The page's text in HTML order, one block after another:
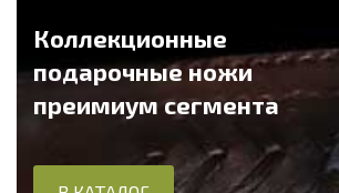
Коллекционные
подарочные ножи
преимиум сегмента